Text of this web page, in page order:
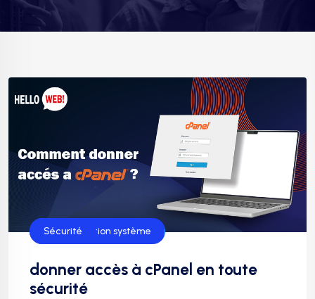
Administration système
Sécurité
donner accès à cPanel en toute
sécurité